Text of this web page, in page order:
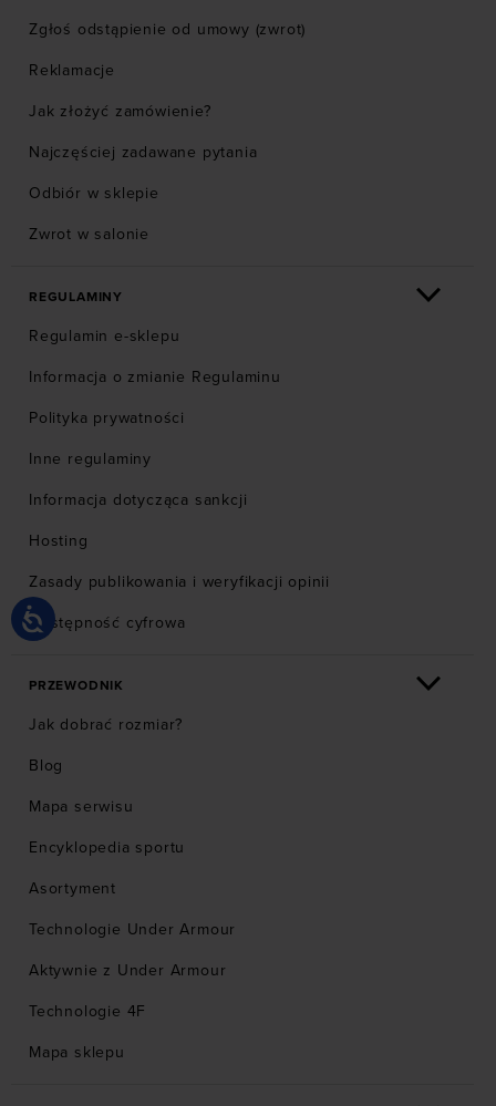
Zgłoś odstąpienie od umowy (zwrot)
Reklamacje
Jak złożyć zamówienie?
Najczęściej zadawane pytania
Odbiór w sklepie
Zwrot w salonie
REGULAMINY
Regulamin e-sklepu
Informacja o zmianie Regulaminu
Polityka prywatności
Inne regulaminy
Informacja dotycząca sankcji
Hosting
Zasady publikowania i weryfikacji opinii
Dostępność cyfrowa
PRZEWODNIK
Jak dobrać rozmiar?
Blog
Mapa serwisu
Encyklopedia sportu
Asortyment
Technologie Under Armour
Aktywnie z Under Armour
Technologie 4F
Mapa sklepu